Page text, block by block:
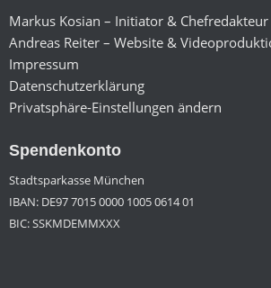
Markus Kosian – Initiator & Chefredakteur
Andreas Reiter – Website &
Impressum
Datenschutzerklärung
Privatsphäre-Einstellungen ändern
Spendenkonto
Stadtsparkasse München
IBAN: DE97 7015 0000 1005 0614 01
BIC: SSKMDEMMXXX